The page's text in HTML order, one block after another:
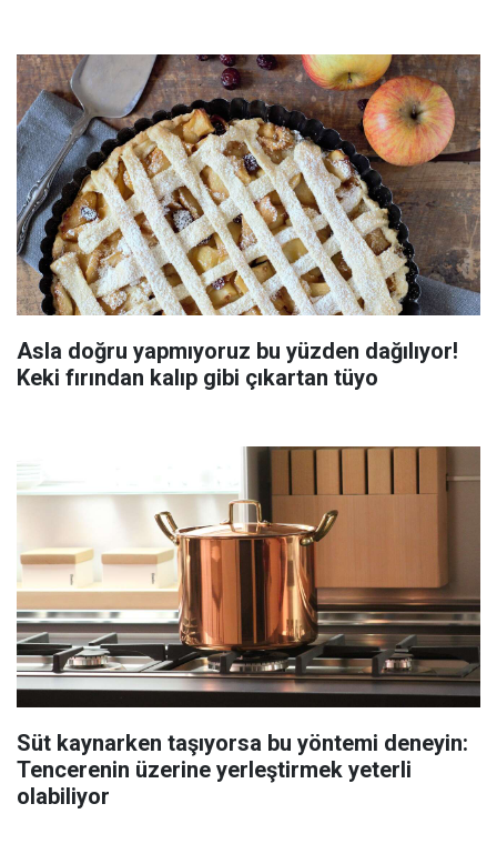
Asla doğru yapmıyoruz bu yüzden dağılıyor!
Keki fırından kalıp gibi çıkartan tüyo
Süt kaynarken taşıyorsa bu yöntemi deneyin:
Tencerenin üzerine yerleştirmek yeterli
olabiliyor